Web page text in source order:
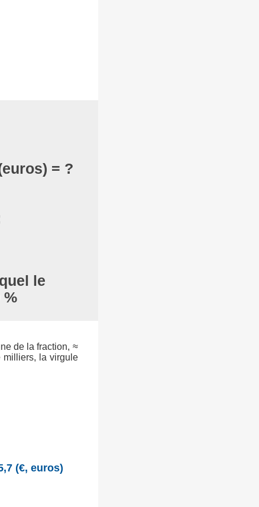
= ?
le
%
de la fraction, ≈
milliers, la virgule
(€, euros)